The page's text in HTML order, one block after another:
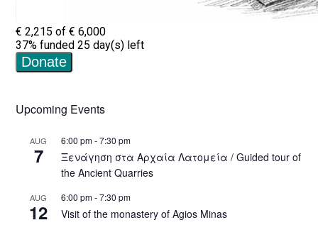
Upcoming Events
AUG
7
6:00 pm-7:30 pm
Ξενάγηση στα Αρχαία Λατομεία / Guided tour of
the Ancient Quarries
AUG
12
6:00 pm-7:30 pm
Visit of the monastery of Agios Minas